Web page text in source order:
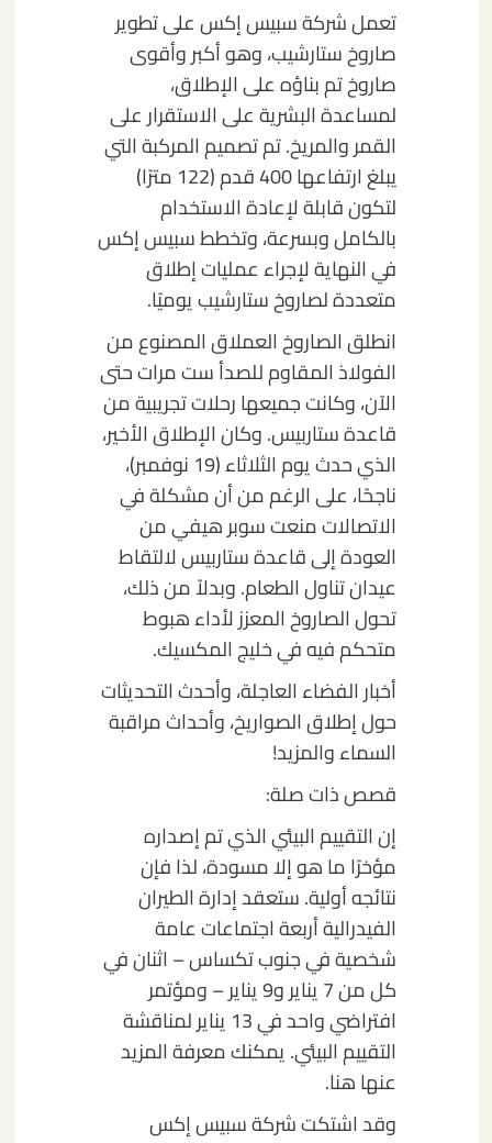
تعمل شركة سبيس إكس على تطوير
صاروخ ستارشيب، وهو أكبر وأقوى
صاروخ تم بناؤه على الإطلاق،
لمساعدة البشرية على الاستقرار على
القمر والمريخ. تم تصميم المركبة التي
يبلغ ارتفاعها 400 قدم (122 مترًا)
لتكون قابلة لإعادة الاستخدام
بالكامل وبسرعة، وتخطط سبيس إكس
في النهاية لإجراء عمليات إطلاق
متعددة لصاروخ ستارشيب يوميًا.
انطلق الصاروخ العملاق المصنوع من
الفولاذ المقاوم للصدأ ست مرات حتى
الآن، وكانت جميعها رحلات تجريبية من
قاعدة ستاربيس. وكان الإطلاق الأخير،
الذي حدث يوم الثلاثاء (19 نوفمبر)،
ناجحًا، على الرغم من أن مشكلة في
الاتصالات منعت سوبر هيفي من
العودة إلى قاعدة ستاربيس لالتقاط
عيدان تناول الطعام. وبدلاً من ذلك،
تحول الصاروخ المعزز لأداء هبوط
متحكم فيه في خليج المكسيك.
أخبار الفضاء العاجلة، وأحدث التحديثات
حول إطلاق الصواريخ، وأحداث مراقبة
السماء والمزيد!
قصص ذات صلة:
إن التقييم البيئي الذي تم إصداره
مؤخرًا ما هو إلا مسودة، لذا فإن
نتائجه أولية. ستعقد إدارة الطيران
الفيدرالية أربعة اجتماعات عامة
شخصية في جنوب تكساس – اثنان في
كل من 7 يناير و9 يناير – ومؤتمر
افتراضي واحد في 13 يناير لمناقشة
التقييم البيئي. يمكنك معرفة المزيد
عنها هنا.
وقد اشتكت شركة سبيس إكس